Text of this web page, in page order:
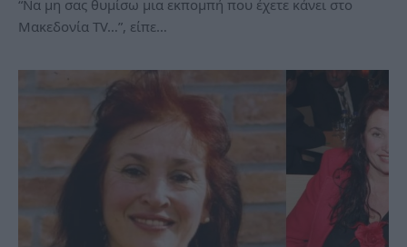
“Να μη σας θυμίσω μια εκπομπή που έχετε κάνει στο
Μακεδονία TV…”, είπε…